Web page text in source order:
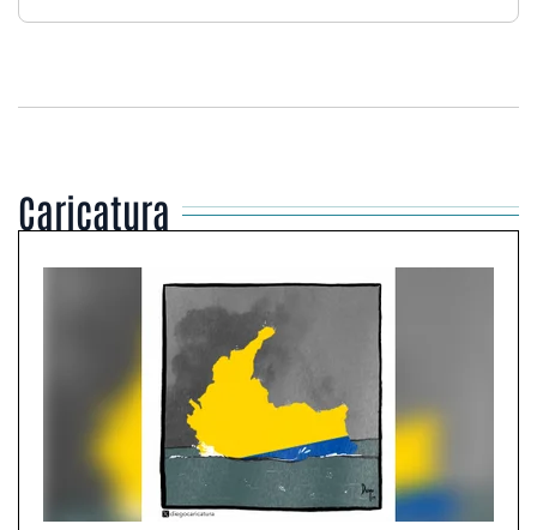
Caricatura